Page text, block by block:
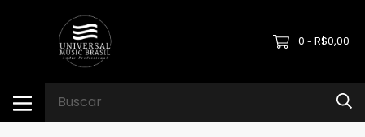
0 - R$0,00